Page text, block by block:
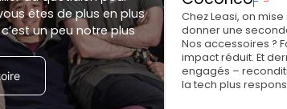
êtes de plus en plus
un peu notre plus
Chez Leasi, on
donner une
Nos accessoires ?
impact réduit. Et
engagés –
la tech plus